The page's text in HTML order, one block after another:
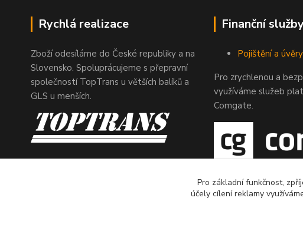
Rychlá realizace
Zboží odesíláme do České republiky a na
Slovensko. Spoluprácujeme s přepravní
společností TopTrans u větších balíků a
GLS u menších.
Finanční
Pojištění a úvěry
Pro zrychlenou a
využíváme služeb
Comgate.
Pro základní funkčnost,
účely cílení reklamy